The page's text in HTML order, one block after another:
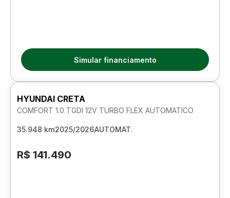
Simular financiamento
HYUNDAI CRETA
COMFORT 1.0 TGDI 12V TURBO FLEX AUTOMATICO
35.948 km2025/2026AUTOMAT.
R$ 141.490